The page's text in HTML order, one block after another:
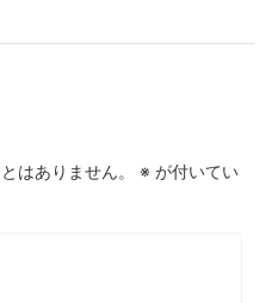
はありません。 ※ が付いてい